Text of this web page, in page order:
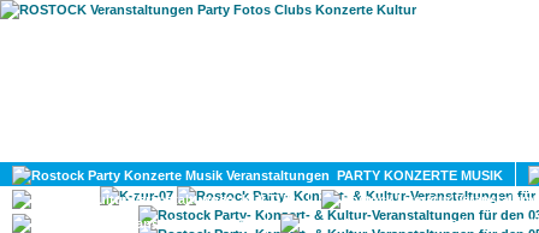
PARTY KONZERTE MUSIK
KULTUR
GAY